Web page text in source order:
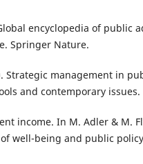
encyclopedia of public
Springer Nature.
Strategic management in
and contemporary issues.
income. In M. Adler & M.
well-being and public